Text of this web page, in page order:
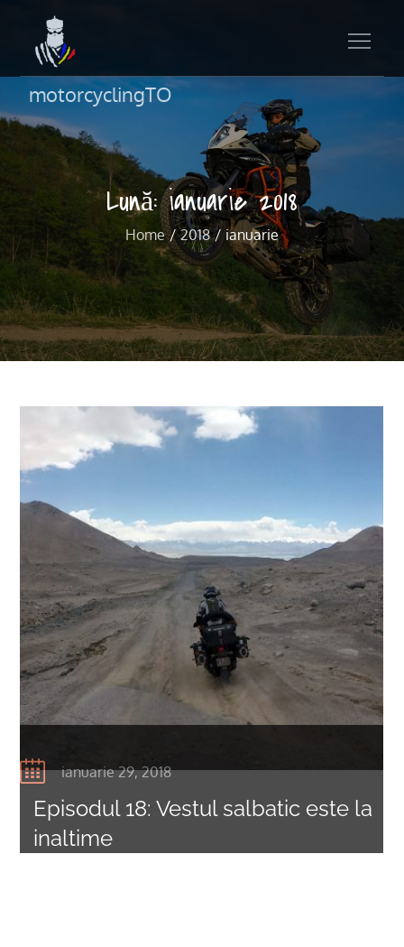
motorcyclingTO
Lună:ianuarie 2018
Home 2018 ianuarie
ianuarie 29, 2018
Episodul 18: Vestul salbatic este la
inaltime